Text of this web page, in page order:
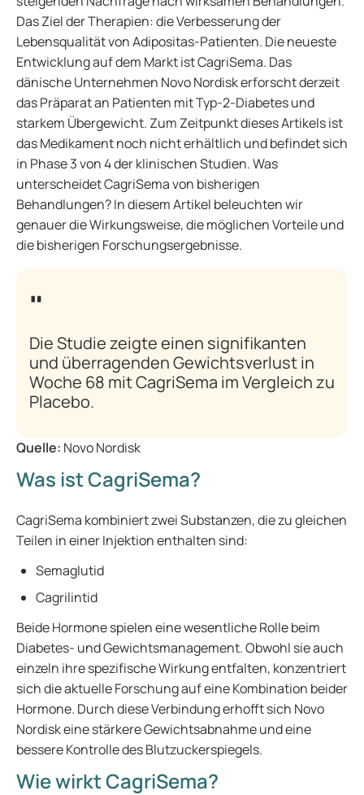
Das Ziel der Therapien: die Verbesserung der
Lebensqualität von Adipositas-Patienten. Die neueste
Entwicklung auf dem Markt ist CagriSema. Das
dänische Unternehmen Novo Nordisk erforscht derzeit
das Präparat an Patienten mit Typ-2-Diabetes und
starkem Übergewicht. Zum Zeitpunkt dieses Artikels ist
das Medikament noch nicht erhältlich und befindet sich
in Phase 3 von 4 der klinischen Studien. Was
unterscheidet CagriSema von bisherigen
Behandlungen? In diesem Artikel beleuchten wir
genauer die Wirkungsweise, die möglichen Vorteile und
die bisherigen Forschungsergebnisse.
Die Studie zeigte einen signifikanten
und überragenden Gewichtsverlust in
Woche 68 mit CagriSema im Vergleich zu
Placebo.
Quelle: Novo Nordisk
Was ist CagriSema?
CagriSema kombiniert zwei Substanzen, die zu gleichen
Teilen in einer Injektion enthalten sind:
Semaglutid
Cagrilintid
Beide Hormone spielen eine wesentliche Rolle beim
Diabetes- und Gewichtsmanagement. Obwohl sie auch
einzeln ihre spezifische Wirkung entfalten, konzentriert
sich die aktuelle Forschung auf eine Kombination beider
Hormone. Durch diese Verbindung erhofft sich Novo
Nordisk eine stärkere Gewichtsabnahme und eine
bessere Kontrolle des Blutzuckerspiegels.
Wie wirkt CagriSema?